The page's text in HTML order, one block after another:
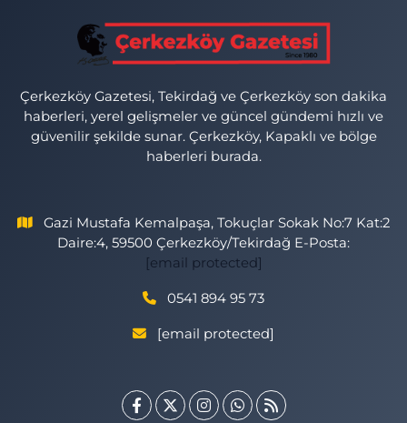
Çerkezköy Gazetesi, Tekirdağ ve Çerkezköy son dakika
haberleri, yerel gelişmeler ve güncel gündemi hızlı ve
güvenilir şekilde sunar. Çerkezköy, Kapaklı ve bölge
haberleri burada.
Gazi Mustafa Kemalpaşa, Tokuçlar Sokak No:7 Kat:2
Daire:4, 59500 Çerkezköy/Tekirdağ E-Posta:
[email protected]
0541 894 95 73
[email protected]